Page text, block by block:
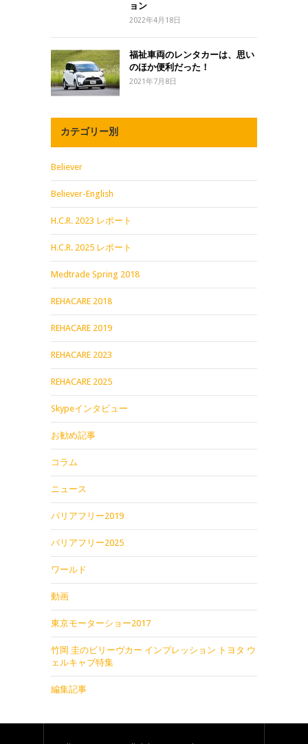
ョン
2022年4月18日
福祉車両のレンタカーは、思い
のほか便利だった！
2021年7月8日
カテゴリー別
Believer
Believer-English
H.C.R. 2023 レポート
H.C.R. 2025 レポート
Medtrade Spring 2018
REHACARE 2018
REHACARE 2019
REHACARE 2023
REHACARE 2025
Skypeインタビュー
お勧め記事
コラム
ニュース
バリアフリー2019
バリアフリー2025
ワールド
動画
東京モーターショー2017
竹岡 圭のビリーヴカー インプレッション トヨタ ウ
ェルキャブ特集
編集記事